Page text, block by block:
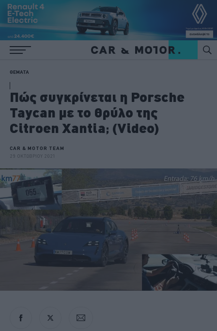
ΘΕΜΑΤΑ
Πώς συγκρίνεται η Porsche
Taycan με το θρύλο της
Citroen Xantia; (Video)
CAR & MOTOR TEAM
29 ΟΚΤΩΒΡΙΟΥ 2021